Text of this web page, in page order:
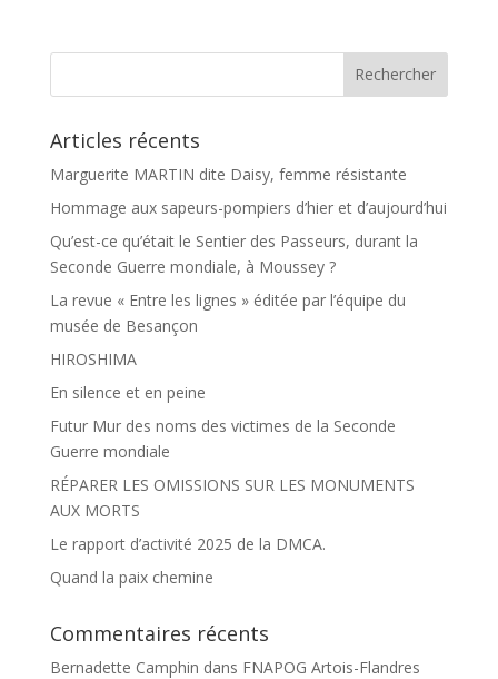
o e
Articles récents
Marguerite MARTIN dite Daisy, femme résistante
Hommage aux sapeurs-pompiers d’hier et d’aujourd’hui
Qu’est-ce qu’était le Sentier des Passeurs, durant la
Seconde Guerre mondiale, à Moussey ?
La revue « Entre les lignes » éditée par l’équipe du
musée de Besançon
HIROSHIMA
En silence et en peine
Futur Mur des noms des victimes de la Seconde
Guerre mondiale
RÉPARER LES OMISSIONS SUR LES MONUMENTS
AUX MORTS
Le rapport d’activité 2025 de la DMCA.
Quand la paix chemine
Commentaires récents
Bernadette Camphin dans FNAPOG Artois-Flandres